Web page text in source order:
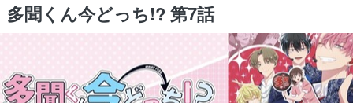
多聞くん今どっち!? 第7話